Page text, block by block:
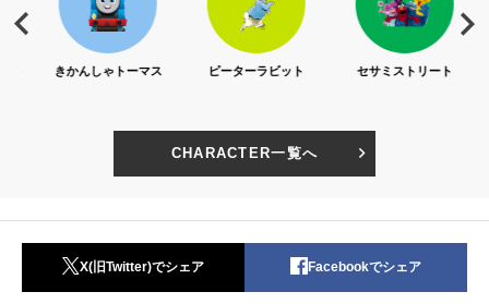
きかんしゃトーマス ピーターラビット セサミストリート
CHARACTER一覧へ
X(旧Twitter)でシェア Facebookでシェア